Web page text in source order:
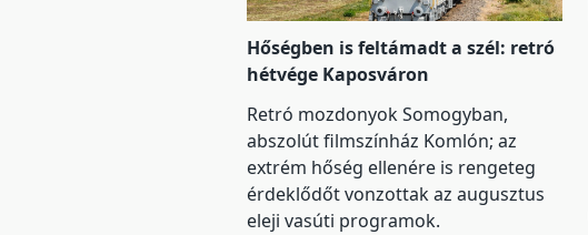
Hőségben is feltámadt a szél: retró
hétvége Kaposváron
Retró mozdonyok Somogyban,
abszolút filmszínház Komlón; az
extrém hőség ellenére is rengeteg
érdeklődőt vonzottak az augusztus
eleji vasúti programok.